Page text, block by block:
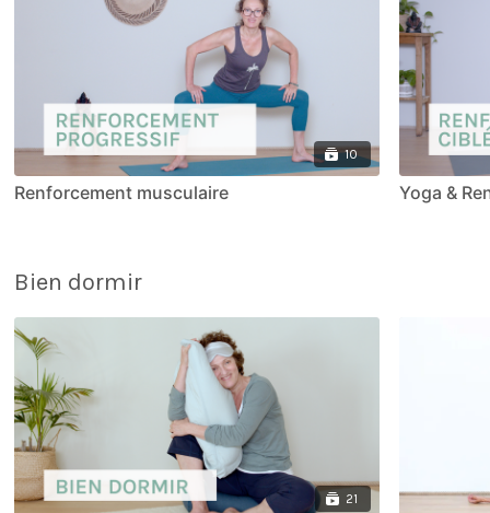
10
Renforcement musculaire Yoga &
Bien dormir
21